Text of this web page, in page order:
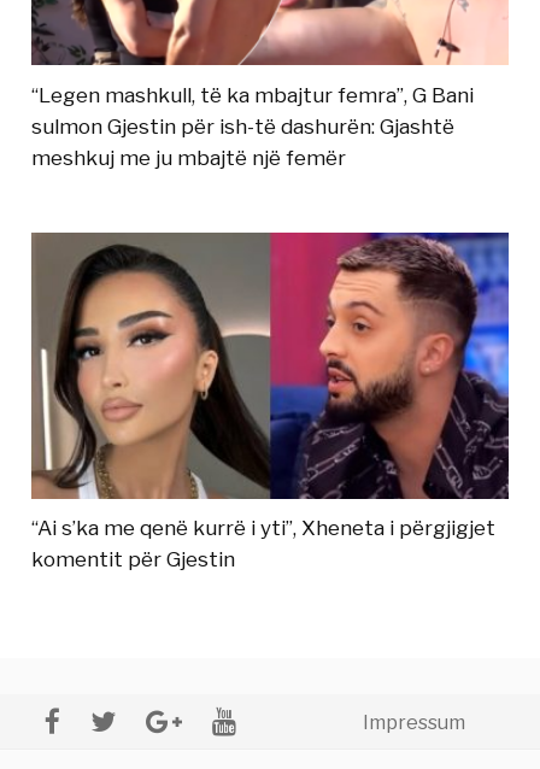
“Legen mashkull, të ka mbajtur femra”, G Bani
sulmon Gjestin për ish-të dashurën: Gjashtë
meshkuj me ju mbajtë një femër
“Ai s’ka me qenë kurrë i yti”, Xheneta i përgjigjet
komentit për Gjestin
Impressum